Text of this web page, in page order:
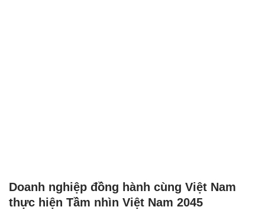
Doanh nghiệp đồng hành cùng Việt Nam
thực hiện Tầm nhìn Việt Nam 2045